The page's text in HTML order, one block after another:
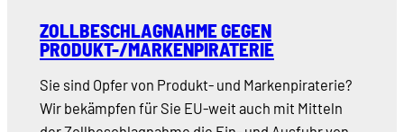
ZOLLBESCHLAGNAHME GEGEN
PRODUKT-/MARKENPIRATERIE
Sie sind Opfer von Produkt- und Markenpiraterie?
Wir bekämpfen für Sie EU-weit auch mit Mitteln